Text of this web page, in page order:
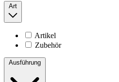
Art
Artikel
Zubehör
Ausführung